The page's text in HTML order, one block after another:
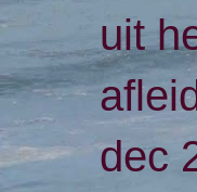
uit
dec